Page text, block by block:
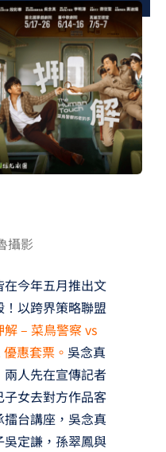
夢想旅遊
夢想TV
GCU大賽
夢想購物
攝影
今年五月推出文
以跨界策略聯盟
– 菜鳥警察 vs
惠套票。 吳念真
人先在宣傳記者
女去對方作品客
台講座，吳念真
定謙，孫翠鳳與